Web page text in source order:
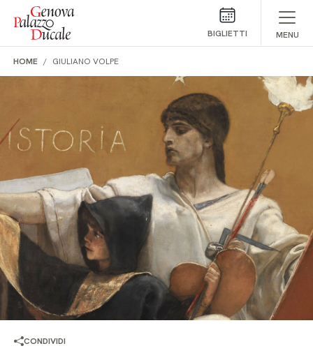
Salta al contenuto
BIGLIETTI MENU
HOME GIULIANO VOLPE
CONDIVIDI